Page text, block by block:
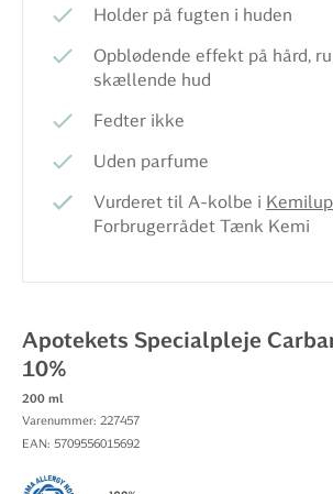
Holder på fugten i huden
Opblødende effekt på hård,
skællende hud
Fedter ikke
Uden parfume
Vurderet til A-kolbe i
Forbrugerrådet Tænk Kemi
Apotekets Specialpleje
10%
200 ml
Varenummer: 227457
EAN: 5709556015692